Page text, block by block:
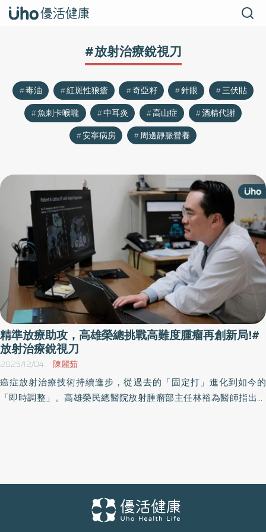
#放射治療銳視刀
毒油 紅斑性狼瘡 奇亞籽 針眼
三伏貼
魚刺卡喉嚨
中耳炎 高山症
酒精代謝
安寧病房
周邊靜脈營養
精準放療助攻，高雄榮總挑戰高難度腫瘤再創新局!#
放射治療銳視刀
2025/12/04 陳麗茹
癌症放射治療技術持續進步，從過去的「固定打」進化到如今的
「即時調整」。高雄榮民總醫院放射腫瘤部主任林裕為醫師指出，
性放射治療能依據病人每日影像變化，即時重新調整放射線角度與
劑量，讓放射線「只打在該打的地方」，更有效控制腫瘤，同時降